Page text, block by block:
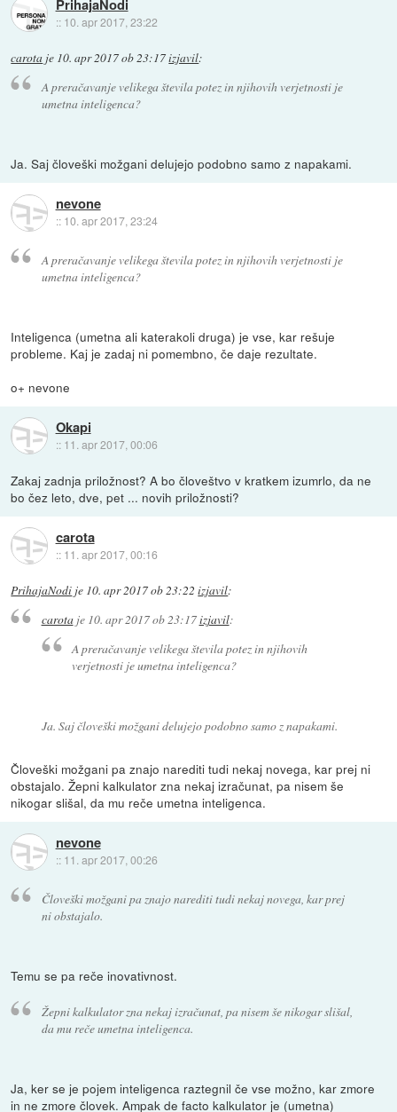
PrihajaNodi
:: 10. apr 2017, 23:22
carota je 10. apr 2017 ob 23:17izjavil:
A preračavanje velikega števila potez in njihovih verjetnosti je
umetna inteligenca?
Ja. Saj človeški možgani delujejo podobno samo z napakami.
nevone
:: 10. apr 2017, 23:24
A preračavanje velikega števila potez in njihovih verjetnosti je
umetna inteligenca?
Inteligenca (umetna ali katerakoli druga) je vse, kar rešuje
probleme. Kaj je zadaj ni pomembno, če daje rezultate.
o+ nevone
Okapi
:: 11. apr 2017, 00:06
Zakaj zadnja priložnost? A bo človeštvo v kratkem izumrlo, da ne
bo čez leto, dve, pet ... novih priložnosti?
carota
:: 11. apr 2017, 00:16
PrihajaNodi je 10. apr 2017 ob 23:22 izjavil:
carotaje 10. apr 2017 ob 23:17izjavil:
A preračavanje velikega števila potez in njihovih
verjetnosti jeumetna inteligenca?
Ja. Saj človeški možgani delujejo podobno samo z napakami.
Človeški možgani pa znajo narediti tudi nekaj novega, kar prej ni
obstajalo. Žepni kalkulator zna nekaj izračunat, pa nisem še
nikogar slišal, da mu reče umetna inteligenca.
nevone
:: 11. apr 2017, 00:26
Človeški možgani pa znajo narediti tudi nekaj novega, kar prej
ni obstajalo.
Temu se pa reče inovativnost.
Žepni kalkulator zna nekaj izračunat, pa nisem še nikogar slišal,
da mu reče umetna inteligenca.
Ja, ker se je pojem inteligenca raztegnil če vse možno, kar zmore
in ne zmore človek. Ampak de facto kalkulator je (umetna)